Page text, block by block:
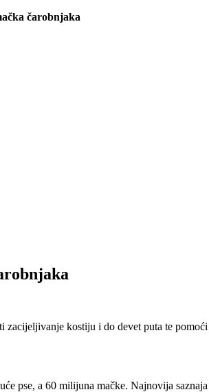
čarobnjaka
zacijeljivanje kostiju i do devet puta te
pse, a 60 milijuna mačke. Najnovija